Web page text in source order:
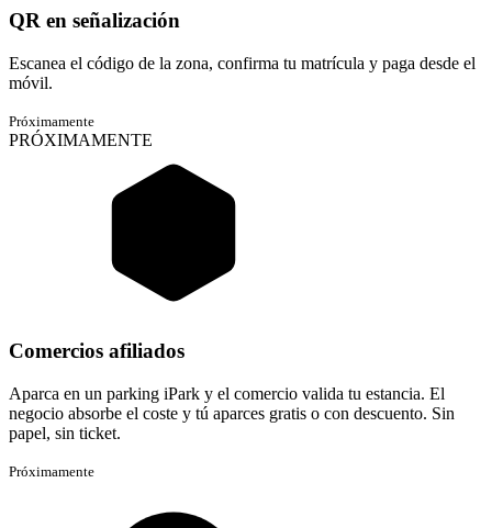
QR en señalización
Escanea el código de la zona, confirma tu matrícula y paga desde el
móvil.
Próximamente
PRÓXIMAMENTE
Comercios afiliados
Aparca en un parking iPark y el comercio valida tu estancia. El
negocio absorbe el coste y tú aparces gratis o con descuento. Sin
papel, sin ticket.
Próximamente